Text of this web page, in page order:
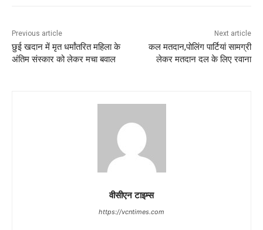
Previous article
छुई खदान में मृत धर्मांतरित महिला के
अंतिम संस्कार को लेकर मचा बवाल
Next article
कल मतदान,पोलिंग पार्टियां सामग्री
लेकर मतदान दल के लिए रवाना
वीसीएन टाइम्स
https://vcntimes.com